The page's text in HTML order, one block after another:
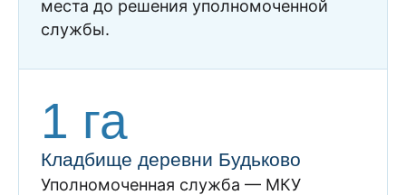
места до решения уполномоченной
службы.
1 га
Кладбище деревни Будьково
Уполномоченная служба — МКУ